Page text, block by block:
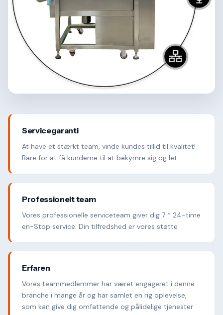
Servicegaranti
At have et stærkt team, vinde kundes tillid til kvalitet!
Bare for at få kunderne til at bekymre sig og let
Professionelt team
Vores professionelle serviceteam giver dig 7 * 24-time
en-Stop service. Din tilfredshed er vores støtte
Erfaren
Vores teammedlemmer har været engageret i denne
branche i mange år og har samlet en rig oplevelse,
som kan give dig omfattende og pålidelige tjenester